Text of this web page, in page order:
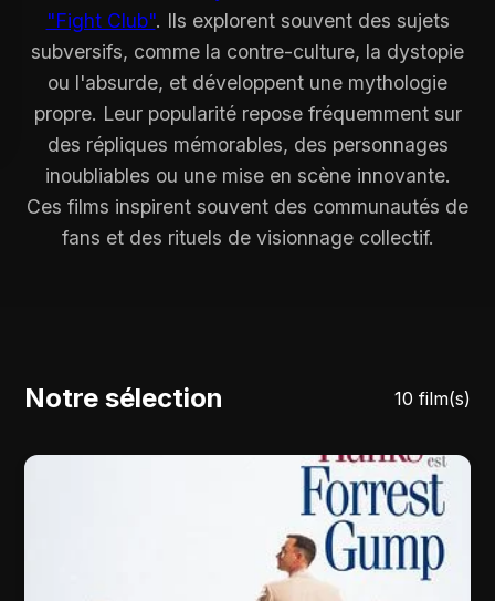
"Fight Club". Ils explorent souvent des sujets
subversifs, comme la contre-culture, la dystopie
ou l'absurde, et développent une mythologie
propre. Leur popularité repose fréquemment sur
des répliques mémorables, des personnages
inoubliables ou une mise en scène innovante.
Ces films inspirent souvent des communautés de
fans et des rituels de visionnage collectif.
Notre sélection 10 film(s)